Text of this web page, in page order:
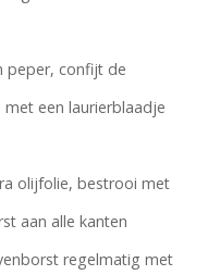
peper, confijt de
een laurierblaadje
olijfolie, bestrooi met
aan alle kanten
regelmatig met